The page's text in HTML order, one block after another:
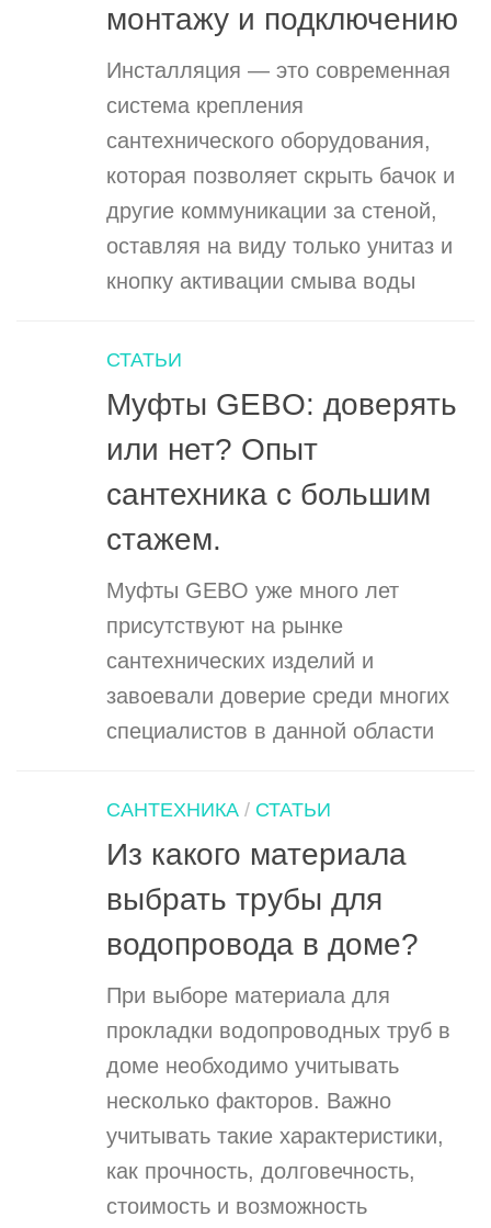
монтажу и подключению
Инсталляция — это современная
система крепления
сантехнического оборудования,
которая позволяет скрыть бачок и
другие коммуникации за стеной,
оставляя на виду только унитаз и
кнопку активации смыва воды
СТАТЬИ
Муфты GEBO: доверять
или нет? Опыт
сантехника с большим
стажем.
Муфты GEBO уже много лет
присутствуют на рынке
сантехнических изделий и
завоевали доверие среди многих
специалистов в данной области
САНТЕХНИКА / СТАТЬИ
Из какого материала
выбрать трубы для
водопровода в доме?
При выборе материала для
прокладки водопроводных труб в
доме необходимо учитывать
несколько факторов. Важно
учитывать такие характеристики,
как прочность, долговечность,
стоимость и возможность